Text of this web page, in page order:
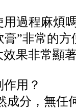
用過程麻煩
膏”非常的
果非常顯
作用？
成分，無任